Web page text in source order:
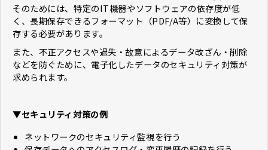
そのためには、特定のIT機器やソフトウェアの依存度が低
く、長期保存できるフォーマット（PDF/A等）に変換して保
存する必要があります。
また、不正アクセスや過失・故意によるデータ改ざん・削除
などを防ぐために、電子化したデータのセキュリティ対策が
求められます。
▼セキュリティ対策の例
ネットワークのセキュリティ監視を行う